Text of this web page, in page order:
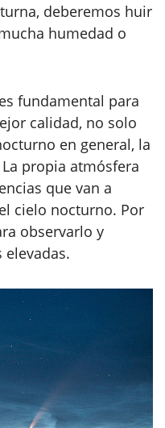
deberemos huir
humedad o
fundamental para
calidad, no solo
en general, la
La propia atmósfera
que van a
cielo nocturno. Por
observarlo y